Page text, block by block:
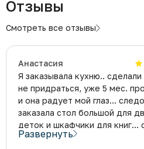
Отзывы
Смотреть все отзывы
Анастасия
Я заказывала кухню.. сделали
не придраться, уже 5 мес.
и она радует мой глаз…
заказала стол большой для
деток и шкафчики для книг…
приехали устанавливать и один
Развернуть